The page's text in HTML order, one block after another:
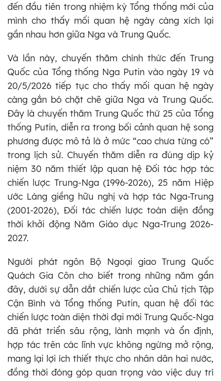
đến đầu tiên trong nhiệm kỳ Tổng thống mới của
mình cho thấy mối quan hệ ngày càng xích lại
gần nhau hơn giữa Nga và Trung Quốc.
Và lần này, chuyến thăm chính thức đến Trung
Quốc của Tổng thống Nga Putin vào ngày 19 và
20/5/2026 tiếp tục cho thấy mối quan hệ ngày
càng gắn bó chặt chẽ giữa Nga và Trung Quốc.
Đây là chuyến thăm Trung Quốc thứ 25 của Tổng
thống Putin, diễn ra trong bối cảnh quan hệ song
phương được mô tả là ở mức “cao chưa từng có”
trong lịch sử. Chuyến thăm diễn ra đúng dịp kỷ
niệm 30 năm thiết lập quan hệ Đối tác hợp tác
chiến lược Trung-Nga (1996-2026), 25 năm Hiệp
ước Láng giềng hữu nghị và hợp tác Nga-Trung
(2001-2026), Đối tác chiến lược toàn diện đồng
thời khởi động Năm Giáo dục Nga-Trung 2026-
2027.
Người phát ngôn Bộ Ngoại giao Trung Quốc
Quách Gia Côn cho biết trong những năm gần
đây, dưới sự dẫn dắt chiến lược của Chủ tịch Tập
Cận Bình và Tổng thống Putin, quan hệ đối tác
chiến lược toàn diện thời đại mới Trung Quốc-Nga
đã phát triển sâu rộng, lành mạnh và ổn định,
hợp tác trên các lĩnh vực không ngừng mở rộng,
mang lại lợi ích thiết thực cho nhân dân hai nước,
đồng thời đóng góp quan trọng vào việc duy trì